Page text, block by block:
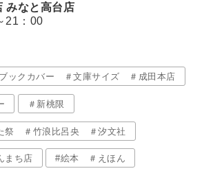
みなと高台店
21：00
ックカバー ＃文庫サイズ ＃成田本店
＃新桃限
祭 ＃竹浪比呂央 ＃汐文社
まち店 #絵本 ＃えほん